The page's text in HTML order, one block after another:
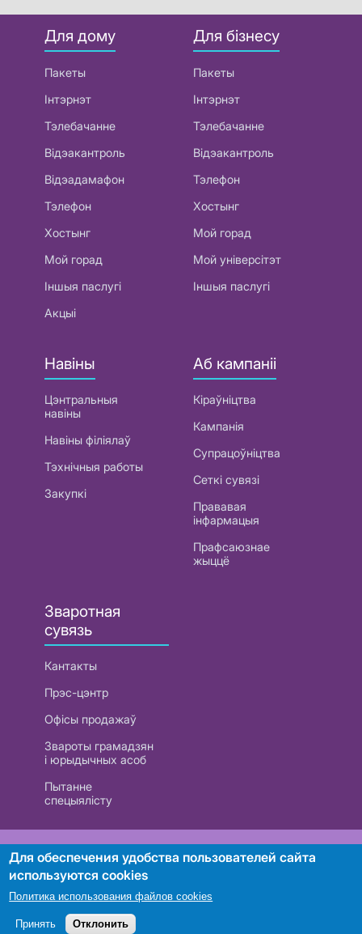
Для дому
Пакеты
Інтэрнэт
Тэлебачанне
Відэакантроль
Відэадамафон
Тэлефон
Хостынг
Мой горад
Іншыя паслугі
Акцыі
Для бізнесу
Пакеты
Інтэрнэт
Тэлебачанне
Відэакантроль
Тэлефон
Хостынг
Мой горад
Мой універсітэт
Іншыя паслугі
Навіны
Цэнтральныя
навіны
Навіны філіялаў
Тэхнічныя работы
Закупкі
Аб кампаніі
Кіраўніцтва
Кампанія
Супрацоўніцтва
Сеткі сувязі
Прававая
інфармацыя
Прафсаюзнае
жыццё
Зваротная
сувязь
Кантакты
Прэс-цэнтр
Офісы продажаў
Звароты грамадзян
і юрыдычных асоб
Пытанне
спецыялісту
РУП «Белтэлекам». УНП 101007741
Пошук
Для обеспечения удобства пользователей сайта
используются cookies
Политика использования файлов cookies
Принять Отклонить